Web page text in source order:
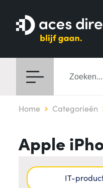
Home Categorieën
Apple
IT-